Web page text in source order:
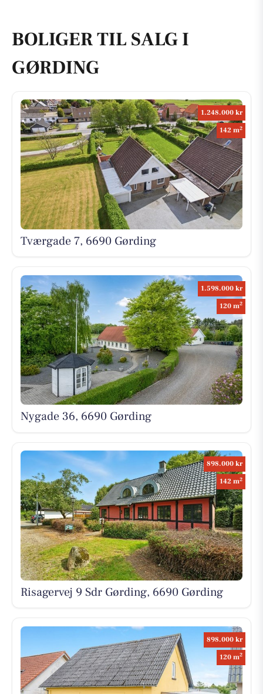
BOLIGER TIL SALG I
GØRDING
1.248.000 kr
142 m2
Tværgade 7, 6690 Gørding
1.598.000 kr
120 m2
Nygade 36, 6690 Gørding
898.000 kr
142 m2
Risagervej 9 Sdr Gørding, 6690 Gørding
898.000 kr
120 m2